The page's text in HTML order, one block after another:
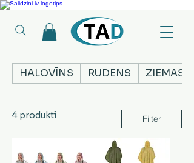
Ledusskapji, Sadzīves tehnika, Smaržas,
HALOVĪNS RUDENS
4 produkti Filter